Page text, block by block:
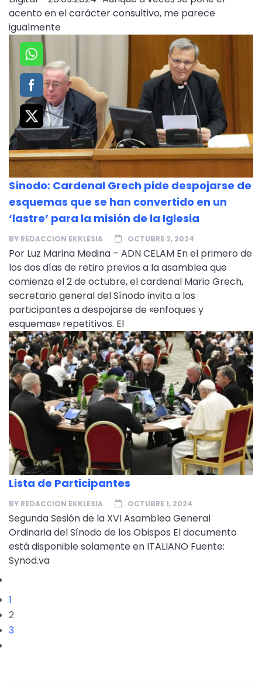
acento en el carácter consultivo, me parece
igualmente
Sínodo: Cardenal Grech pide despojarse de
esquemas que se han convertido en un
‘lastre’ para la misión de la Iglesia
BY REDACCION EKKLESIA OCTUBRE 2, 2024
Por Luz Marina Medina – ADN CELAM En el primero de
los dos días de retiro previos a la asamblea que
comienza el 2 de octubre, el cardenal Mario Grech,
secretario general del Sínodo invita a los
participantes a despojarse de «enfoques y
esquemas» repetitivos. El
Lista de Participantes
BY REDACCION EKKLESIA OCTUBRE 1, 2024
Segunda Sesión de la XVI Asamblea General
Ordinaria del Sínodo de los Obispos El documento
está disponible solamente en ITALIANO Fuente:
Synod.va
1
2
3